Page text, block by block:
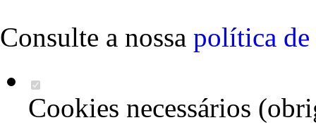
Consulte a nossa política de
Cookies necessários